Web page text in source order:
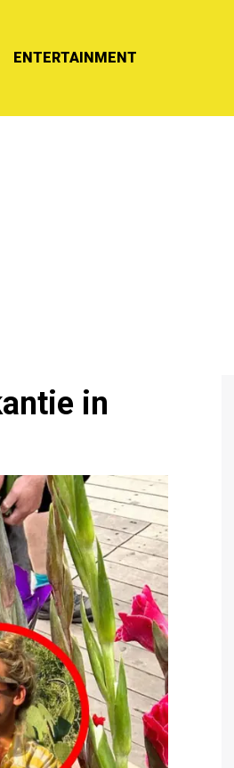
ENTERTAINMENT
in